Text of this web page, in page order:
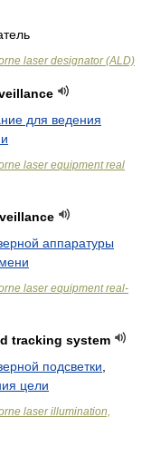
laser designator (ALD)
для ведения
laser equipment real
аппаратуры
laser equipment real-
tracking system
подсветки
цели
laser illumination,